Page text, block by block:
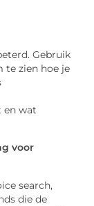
Gebruik
te zien hoe je
en wat
voor
search,
die de